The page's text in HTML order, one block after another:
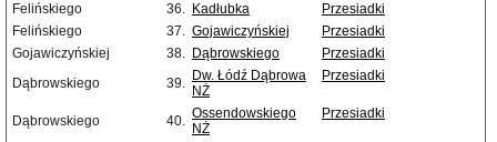
Felińskiego 36. Kadłubka
Przesiadki
Felińskiego
37. Gojawiczyńskiej
Przesiadki
Gojawiczyńskiej
38. Dąbrowskiego
Przesiadki
Dąbrowskiego
39. Dw. Łódź Dąbrowa
NŻ
Przesiadki
Dąbrowskiego 40. Ossendowskiego
NŻ
Przesiadki